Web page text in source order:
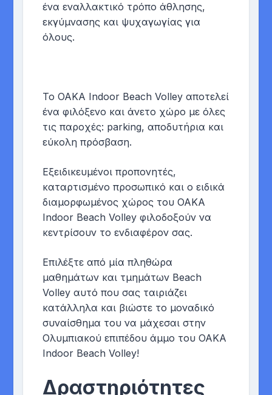
ένα εναλλακτικό τρόπο άθλησης,
εκγύμνασης και ψυχαγωγίας για
όλους.
Το OAKA Indoor Beach Volley αποτελεί
ένα φιλόξενο και άνετο χώρο με όλες
τις παροχές: parking, αποδυτήρια και
εύκολη πρόσβαση.
Εξειδικευμένοι προπονητές,
καταρτισμένο προσωπικό και ο ειδικά
διαμορφωμένος χώρος του ΟΑΚΑ
Indoor Beach Volley φιλοδοξούν να
κεντρίσουν το ενδιαφέρον σας.
Eπιλέξτε από μία πληθώρα
μαθημάτων και τμημάτων Beach
Volley αυτό που σας ταιριάζει
κατάλληλα και βιώστε το μοναδικό
συναίσθημα του να μάχεσαι στην
Oλυμπιακού επιπέδου άμμο του ΟΑΚΑ
Ιndoor Beach Volley!
Δραστηριότητες